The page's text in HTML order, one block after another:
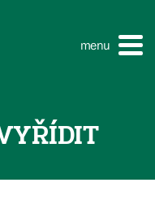
menu